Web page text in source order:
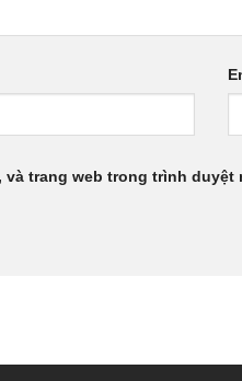
và trang web trong trình